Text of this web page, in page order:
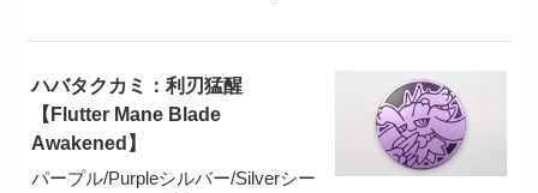
ハバタクカミ：利刃猛醒
【Flutter Mane Blade
Awakened】
パープル/Purpleシルバー/Silverシー